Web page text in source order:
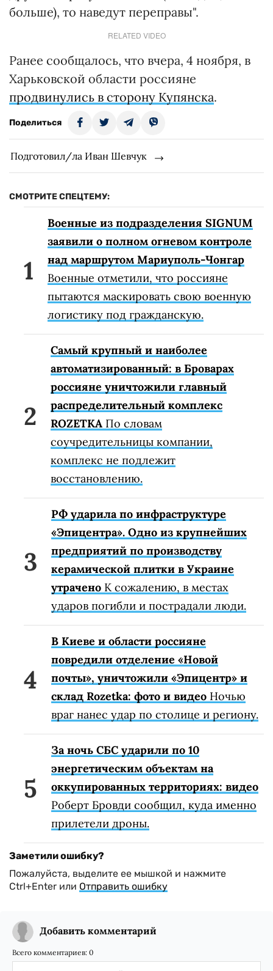
больше), то наведут переправы".
RELATED VIDEO
Ранее сообщалось, что вчера, 4 ноября, в
Харьковской области россияне
продвинулись в сторону Купянска.
Поделиться
Подготовил/ла Иван Шевчук
СМОТРИТЕ СПЕЦТЕМУ:
Военные из подразделения SIGNUM
заявили о полном огневом контроле
над маршрутом Мариуполь-Чонгар
Военные отметили, что россияне
пытаются маскировать свою военную
логистику под гражданскую.
Самый крупный и наиболее
автоматизированный: в Броварах
россияне уничтожили главный
распределительный комплекс
ROZETKA По словам
соучредительницы компании,
комплекс не подлежит
восстановлению.
РФ ударила по инфраструктуре
«Эпицентра». Одно из крупнейших
предприятий по производству
керамической плитки в Украине
утрачено К сожалению, в местах
ударов погибли и пострадали люди.
В Киеве и области россияне
повредили отделение «Новой
почты», уничтожили «Эпицентр» и
склад Rozetka: фото и видео Ночью
враг нанес удар по столице и региону.
За ночь СБС ударили по 10
энергетическим объектам на
оккупированных территориях: видео
Роберт Бровди сообщил, куда именно
прилетели дроны.
Заметили ошибку?
Пожалуйста, выделите ее мышкой и нажмите
Ctrl+Enter или Отправить ошибку
Добавить комментарий
Всего комментариев: 0